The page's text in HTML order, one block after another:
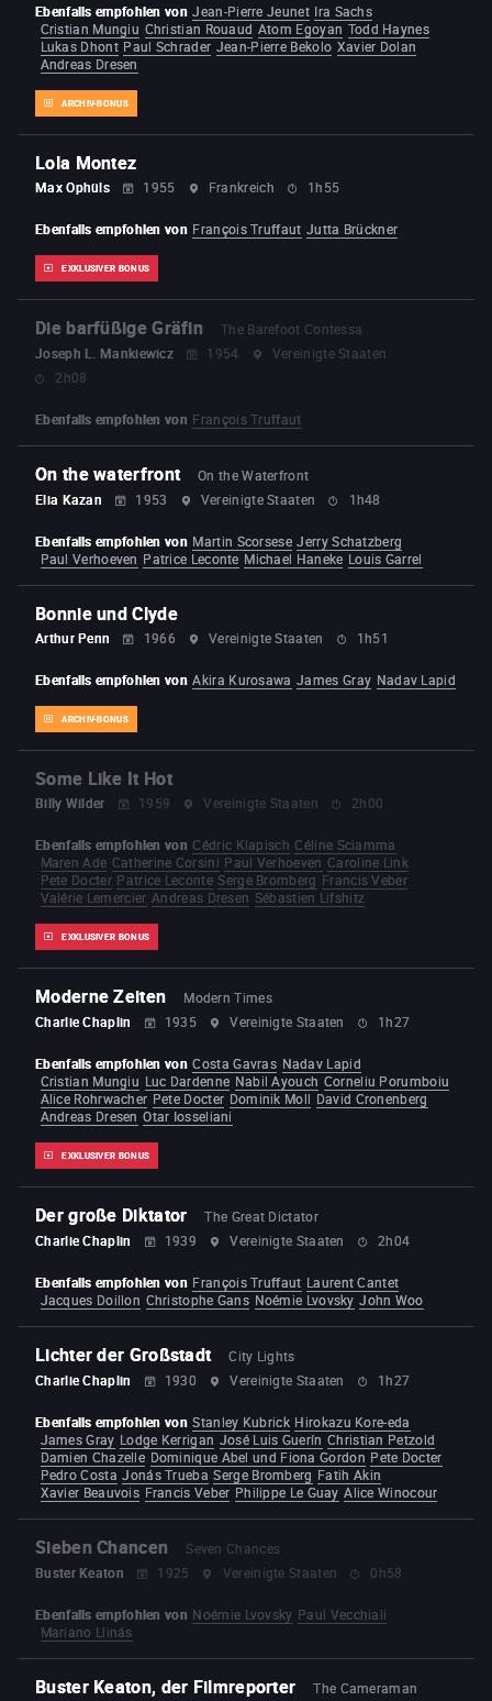
ARCHIV-BONUS
Ebenfalls empfohlen von Jean-Pierre Jeunet Ira Sachs
Cristian Mungiu Christian Rouaud Atom Egoyan Todd Haynes
Lukas Dhont Paul Schrader Jean-Pierre Bekolo Xavier Dolan
Andreas Dresen
Lola Montez
Max Ophüls 1955 Frankreich 1h55
EXKLUSIVER BONUS
Ebenfalls empfohlen von François Truffaut Jutta Brückner
Die barfüßige Gräfin
The Barefoot Contessa
Joseph L. Mankiewicz
1954
Vereinigte Staaten
2h08
Ebenfalls empfohlen von François Truffaut
On the waterfront
On the Waterfront
Elia Kazan
1953 Vereinigte Staaten 1h48
Ebenfalls empfohlen von Martin Scorsese Jerry Schatzberg
Paul Verhoeven Patrice Leconte Michael Haneke Louis Garrel
Bonnie und Clyde
Arthur Penn 1966 Vereinigte Staaten 1h51
ARCHIV-BONUS
Ebenfalls empfohlen von Akira Kurosawa James Gray Nadav Lapid
Some Like It Hot
Billy Wilder 1959 Vereinigte Staaten 2h00
EXKLUSIVER BONUS
Ebenfalls empfohlen von Cédric Klapisch Céline Sciamma
Maren Ade Catherine Corsini Paul Verhoeven Caroline Link
Pete Docter Patrice Leconte Serge Bromberg Francis Veber
Valérie Lemercier Andreas Dresen Sébastien Lifshitz
Moderne Zeiten
Modern Times
Charlie Chaplin
1935 Vereinigte Staaten 1h27
EXKLUSIVER BONUS
Ebenfalls empfohlen von Costa Gavras Nadav Lapid
Cristian Mungiu Luc Dardenne Nabil Ayouch Corneliu Porumboiu
Alice Rohrwacher Pete Docter Dominik Moll David Cronenberg
Andreas Dresen Otar Iosseliani
Der große Diktator
The Great Dictator
Charlie Chaplin
1939 Vereinigte Staaten 2h04
Ebenfalls empfohlen von François Truffaut Laurent Cantet
Jacques Doillon Christophe Gans Noémie Lvovsky John Woo
Lichter der Großstadt
City Lights
Charlie Chaplin
1930 Vereinigte Staaten 1h27
Ebenfalls empfohlen von Stanley Kubrick Hirokazu Kore-eda
James Gray Lodge Kerrigan José Luis Guerín Christian Petzold
Damien Chazelle Dominique Abel und Fiona Gordon Pete Docter
Pedro Costa Jonás Trueba Serge Bromberg Fatih Akin
Xavier Beauvois Francis Veber Philippe Le Guay Alice Winocour
Sieben Chancen
Seven Chances
Buster Keaton
1925 Vereinigte Staaten 0h58
Ebenfalls empfohlen von Noémie Lvovsky Paul Vecchiali
Mariano Llinás
Buster Keaton, der Filmreporter
The Cameraman